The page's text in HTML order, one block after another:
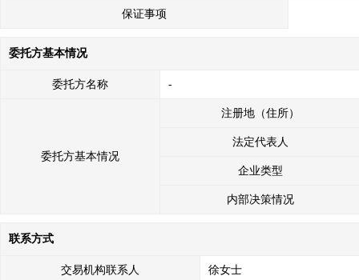
保证事项
委托方基本情况
委托方名称 -
委托方基本情况
注册地（住所）
法定代表人
企业类型
内部决策情况
联系方式
交易机构联系人 徐女士